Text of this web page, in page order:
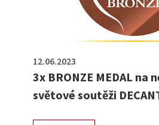
3x BRONZE MEDAL na
světové soutěži
12.06.2023